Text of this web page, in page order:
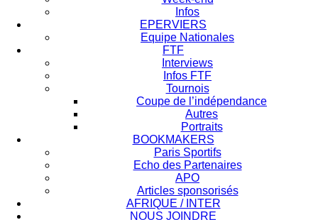
Infos
EPERVIERS
Equipe Nationales
FTF
Interviews
Infos FTF
Tournois
Coupe de l’indépendance
Autres
Portraits
BOOKMAKERS
Paris Sportifs
Echo des Partenaires
APO
Articles sponsorisés
AFRIQUE / INTER
NOUS JOINDRE